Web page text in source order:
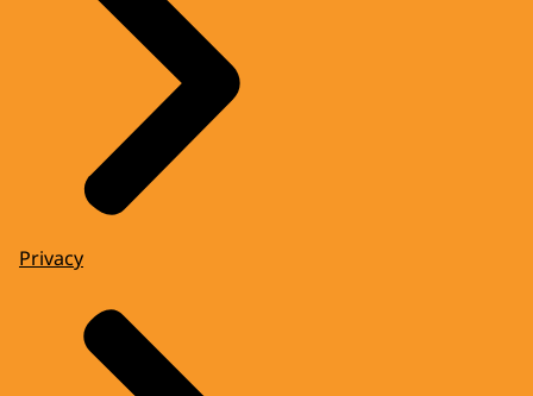
Privacy